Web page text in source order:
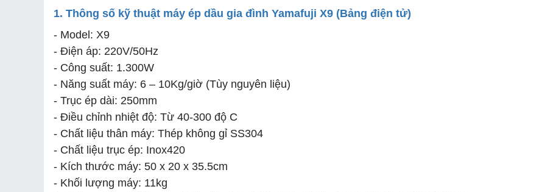
1. Thông số kỹ thuật máy ép dầu gia đình Yamafuji X9 (Bảng điện tử)
- Model: X9
- Điện áp: 220V/50Hz
- Công suất: 1.300W
- Năng suất máy: 6 – 10Kg/giờ (Tùy nguyên liệu)
- Trục ép dài: 250mm
- Điều chỉnh nhiệt độ: Từ 40-300 độ C
- Chất liệu thân máy: Thép không gỉ SS304
- Chất liệu trục ép: Inox420
- Kích thước máy: 50 x 20 x 35.5cm
- Khối lượng máy: 11kg